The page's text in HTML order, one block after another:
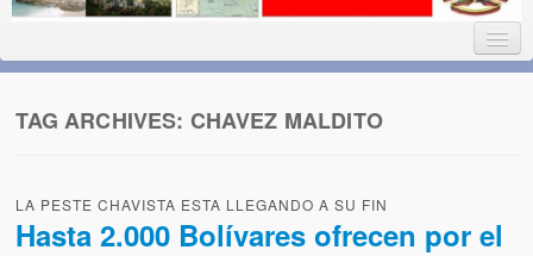
¡Bienvenido!
TAG ARCHIVES: CHAVEZ MALDITO
LA PESTE CHAVISTA ESTA LLEGANDO A SU FIN
Hasta 2.000 Bolívares ofrecen por el